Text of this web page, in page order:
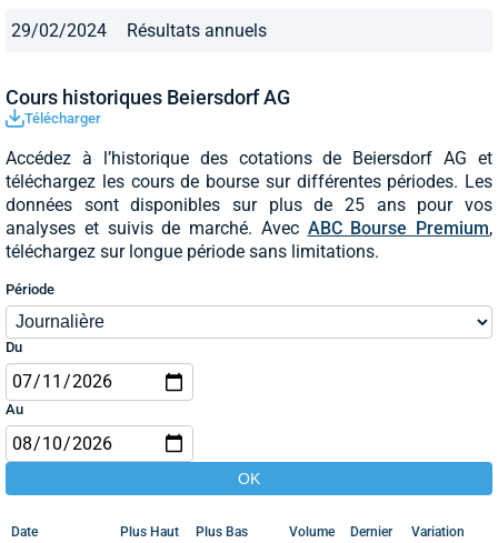
29/02/2024 Résultats annuels
Cours historiques Beiersdorf AG
Télécharger
Accédez à l’historique des cotations de Beiersdorf AG et
téléchargez les cours de bourse sur différentes périodes. Les
données sont disponibles sur plus de 25 ans pour vos
analyses et suivis de marché. Avec ABC Bourse Premium,
téléchargez sur longue période sans limitations.
Période
Du
Au
Date Plus Haut Plus Bas Volume Dernier Variation